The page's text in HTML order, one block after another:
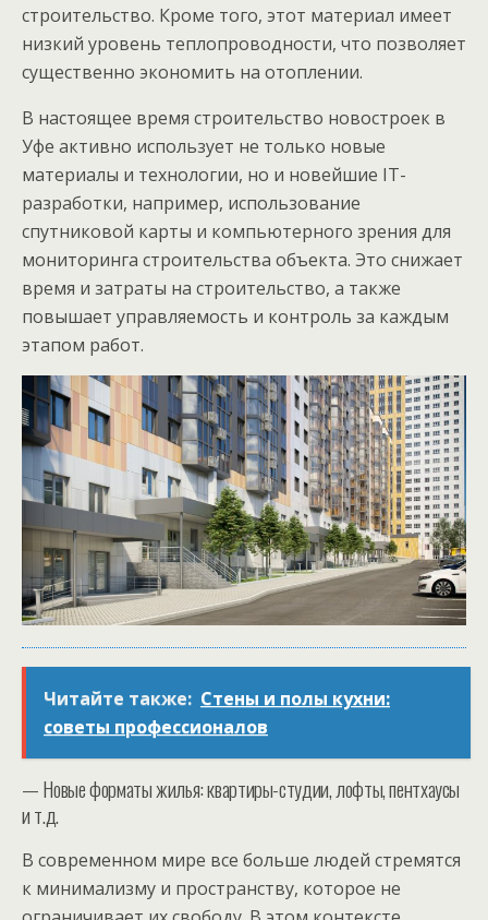
строительство. Кроме того, этот материал имеет
низкий уровень теплопроводности, что позволяет
существенно экономить на отоплении.
В настоящее время строительство новостроек в
Уфе активно использует не только новые
материалы и технологии, но и новейшие IT-
разработки, например, использование
спутниковой карты и компьютерного зрения для
мониторинга строительства объекта. Это снижает
время и затраты на строительство, а также
повышает управляемость и контроль за каждым
этапом работ.
Читайте также: Стены и полы кухни:
советы профессионалов
— Новые форматы жилья: квартиры-студии, лофты, пентхаусы
и т.д.
В современном мире все больше людей стремятся
к минимализму и пространству, которое не